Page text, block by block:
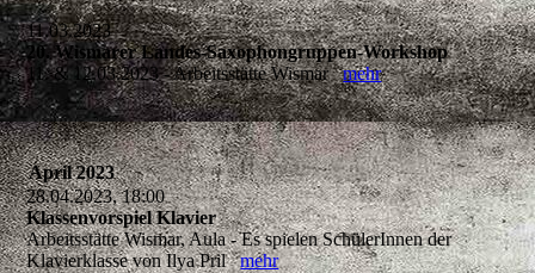
11.03.2023
20. Wismarer Landes-Saxophongruppen-Workshop
11. & 12.03.2023 - Arbeitsstätte Wismarmehr
April 2023
28.04.2023, 18:00
Klassenvorspiel Klavier
Arbeitsstätte Wismar, Aula - Es spielen SchülerInnen der
Klavierklasse von Ilya Prilmehr